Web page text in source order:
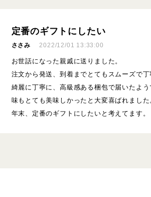
定番のギフトにしたい
ささみ 2022/12/01 13:33:00
お世話になった親戚に送りました。
注文から発送、到着までとてもスムーズで丁
綺麗に丁寧に、高級感ある梱包で届いたよう
味もとても美味しかったと大変喜ばれました
年末、定番のギフトにしたいと考えてます。